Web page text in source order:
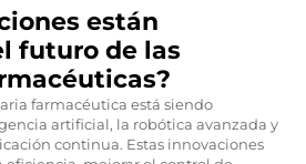
están
futuro de las
farmacéutica está siendo
artificial, la robótica avanzada y
continua. Estas innovaciones